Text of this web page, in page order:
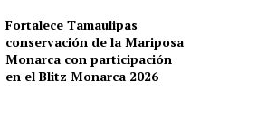
Fortalece Tamaulipas
conservación de la Mariposa
Monarca con participación
en el Blitz Monarca 2026